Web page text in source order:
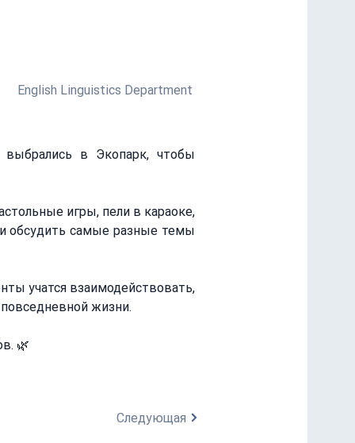
English Linguistics Department
выбрались в Экопарк, чтобы
игры, пели в караоке,
обсудить самые разные темы
учатся взаимодействовать,
жизни.
🌿
Следующая